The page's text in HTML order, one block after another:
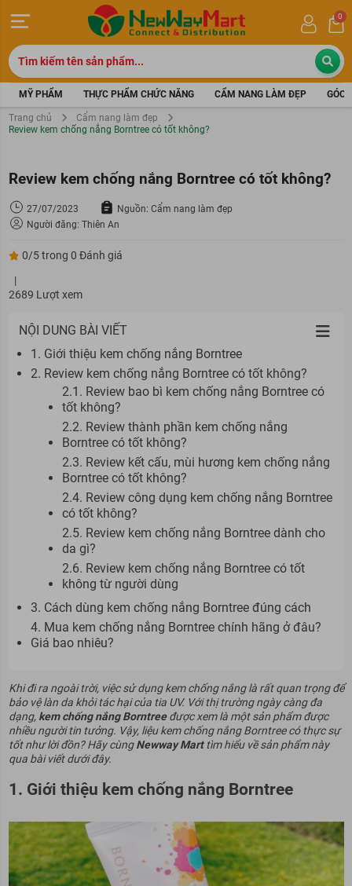
0
MỸ PHẨM THỰC PHẨM CHỨC NĂNG CẨM NANG LÀM ĐẸP GÓC
Trang chủ
Cẩm nang làm đẹp
Review kem chống nắng Borntree có tốt không?
Review kem chống nắng Borntree có tốt không?
27/07/2023
Nguồn: Cẩm nang làm đẹp
Người đăng: Thiên An
0/5 trong 0 Đánh giá
|
2689 Lượt xem
NỘI DUNG BÀI VIẾT
1. Giới thiệu kem chống nắng Borntree
2. Review kem chống nắng Borntree có tốt không?
2.1. Review bao bì kem chống nắng Borntree có
tốt không?
2.2. Review thành phần kem chống nắng
Borntree có tốt không?
2.3. Review kết cấu, mùi hương kem chống nắng
Borntree có tốt không?
2.4. Review công dụng kem chống nắng Borntree
có tốt không?
2.5. Review kem chống nắng Borntree dành cho
da gì?
2.6. Review kem chống nắng Borntree có tốt
không từ người dùng
3. Cách dùng kem chống nắng Borntree đúng cách
4. Mua kem chống nắng Borntree chính hãng ở đâu?
Giá bao nhiêu?
Khi đi ra ngoài trời, việc sử dụng kem chống nắng là rất quan trọng để
bảo vệ làn da khỏi tác hại của tia UV. Với thị trường ngày càng đa
dạng, kem chống nắng Borntreeđược xem là một sản phẩm được
nhiều người tin tưởng. Vậy, liệu kem chống nắng Borntree có thực sự
tốt như lời đồn? Hãy cùngNewway Marttìm hiểu về sản phẩm này
qua bài viết dưới đây.
1. Giới thiệu kem chống nắng Borntree